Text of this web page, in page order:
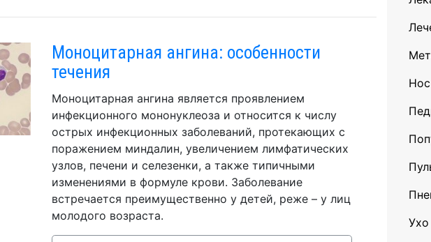
Моноцитарная ангина: особенности
течения
Моноцитарная ангина является проявлением
инфекционного мононуклеоза и относится к числу
острых инфекционных заболеваний, протекающих с
поражением миндалин, увеличением лимфатических
узлов, печени и селезенки, а также типичными
изменениями в формуле крови. Заболевание
встречается преимущественно у детей, реже – у лиц
молодого возраста.
Нос
Ухо